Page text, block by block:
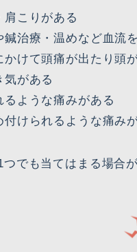
こりがある
治療・温めなど血流
けて頭痛が出たり頭
がある
ような痛みがある
けられるような痛み
つでも当てはまる場合